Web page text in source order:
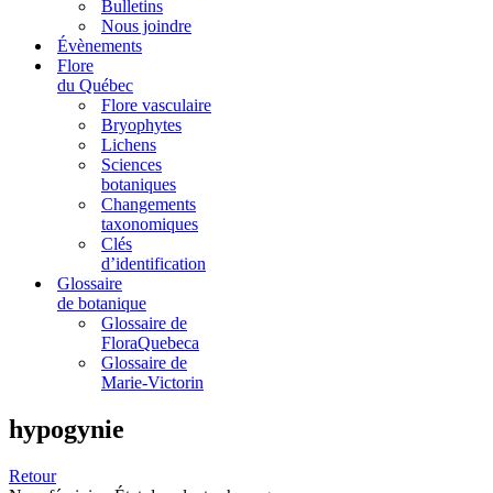
Bulletins
Nous joindre
Évènements
Flore
du Québec
Flore vasculaire
Bryophytes
Lichens
Sciences
botaniques
Changements
taxonomiques
Clés
d’identification
Glossaire
de botanique
Glossaire de
FloraQuebeca
Glossaire de
Marie-Victorin
hypogynie
Retour